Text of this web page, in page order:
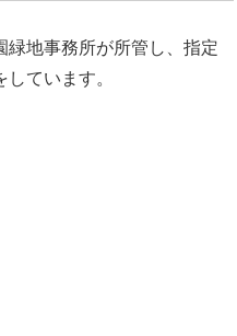
緑地事務所が所管し、指定
ています。